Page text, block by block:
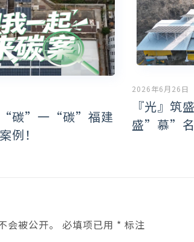
“碳”一“碳”福建
例！
2026年6月26日
『光』筑
盛”慕”
会被公开。 必填项已用 * 标注